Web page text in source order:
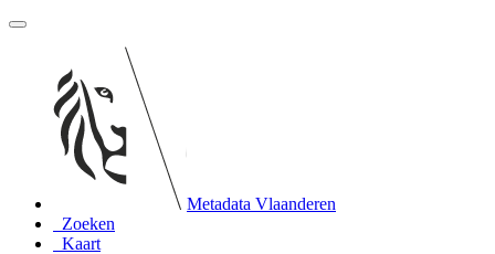
Metadata Vlaanderen
Zoeken
Kaart